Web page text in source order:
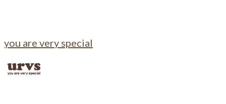
you are very special